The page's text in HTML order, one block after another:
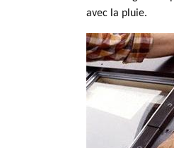
avec la pluie.